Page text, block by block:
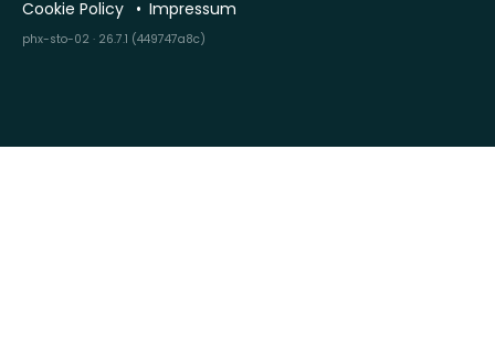
Cookie Policy
Impressum
phx-sto-02 · 26.7.1 (449747a8c)